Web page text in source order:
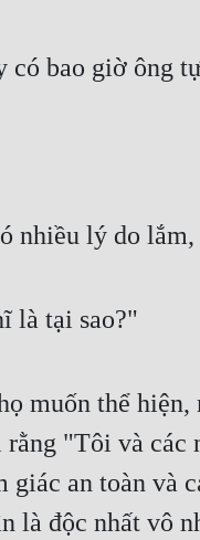
bao giờ ông
nhiều lý do
là tại sao?"
muốn thể
"Tôi và các
an toàn và
là độc nhất vô